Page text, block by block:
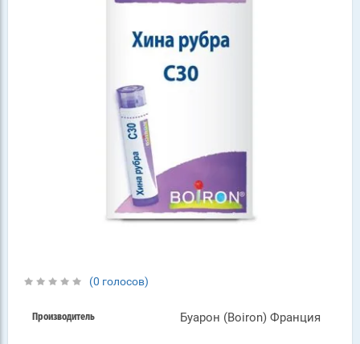
(0 голосов)
Производитель Буарон (Boiron) Франция